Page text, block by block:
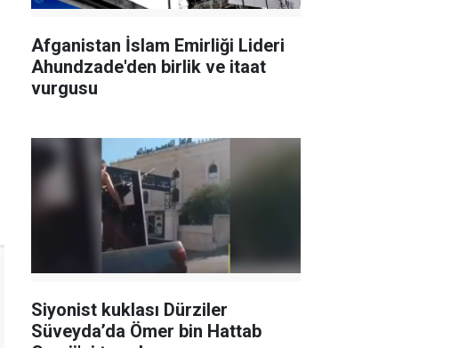
Afganistan İslam Emirliği Lideri
Ahundzade'den birlik ve itaat
vurgusu
Siyonist kuklası Dürziler
Süveyda’da Ömer bin Hattab